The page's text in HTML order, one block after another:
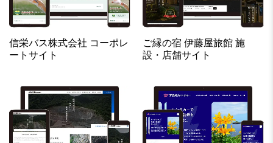
信栄バス株式会社 コーポレ
ートサイト
ご縁の宿 伊藤屋旅館 施
設・店舗サイト